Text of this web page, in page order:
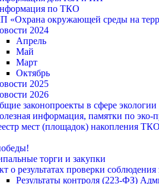
по ТКО
«Охрана окружающей среды на
2024
Апрель
Май
Март
Октябрь
2025
2026
законопроекты в сфере экологии
информация, памятки по эко-
мест (площадок) накопления
торги и закупки
о результатах проверки
Результаты контроля (223-ФЗ)